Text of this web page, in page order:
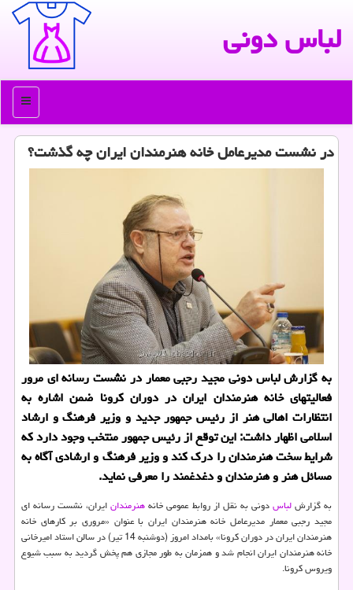
لباس دونی
منو
در نشست مدیرعامل خانه هنرمندان ایران چه گذشت؟
به گزارش لباس دونی مجید رجبی معمار در نشست رسانه ای مرور
فعالیتهای خانه هنرمندان ایران در دوران کرونا ضمن اشاره به
انتظارات اهالی هنر از رئیس جمهور جدید و وزیر فرهنگ و ارشاد
اسلامی اظهار داشت: این توقع از رئیس جمهور منتخب وجود دارد که
شرایط سخت هنرمندان را درک کند و وزیر فرهنگ و ارشادی آگاه به
مسائل هنر و هنرمندان و دغدغمند را معرفی نماید.
به گزارشلباسدونی به نقل از روابط عمومی خانههنرمندانایران، نشست رسانه ای
مجید رجبی معمار مدیرعامل خانه هنرمندان ایران با عنوان «مروری بر کارهای خانه
هنرمندان ایران در دوران کرونا» بامداد امروز (دوشنبه 14 تیر) در سالن استاد امیرخانی
خانه هنرمندان ایران انجام شد و همزمان به طور مجازی هم پخش گردید به سبب شیوع
ویروس کرونا.